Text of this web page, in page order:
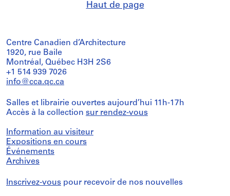
Haut de page
Centre Canadien d’Architecture
1920, rue Baile
Montréal, Québec H3H 2S6
+1 514 939 7026
info@cca.qc.ca
Salles et librairie ouvertes aujourd’hui 11h-17h
Accès à la collection sur rendez-vous
Information au visiteur
Expositions en cours
Événements
Archives
Inscrivez-vous pour recevoir de nos nouvelles